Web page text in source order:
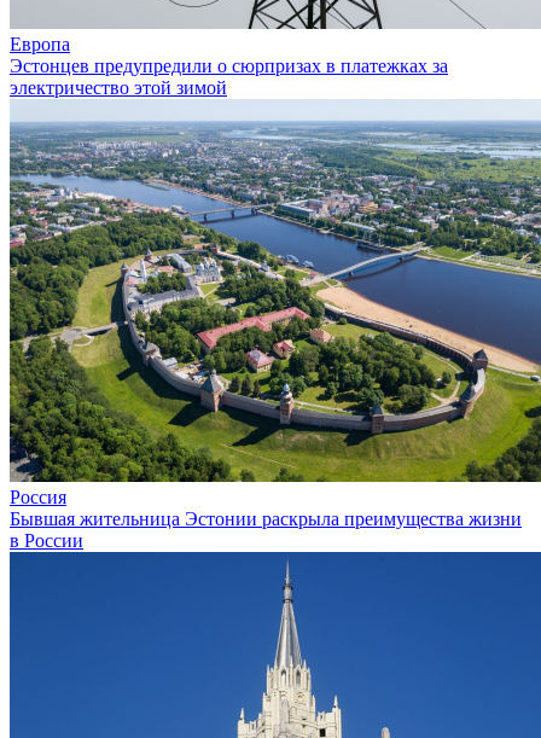
Европа
Эстонцев предупредили о сюрпризах в платежках за
электричество этой зимой
Россия
Бывшая жительница Эстонии раскрыла преимущества жизни
в России